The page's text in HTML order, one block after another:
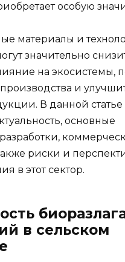
особую
материалы и
значительно
на экосистемы,
и
В данной
основные
риски и
в этот сектор.
в сельском